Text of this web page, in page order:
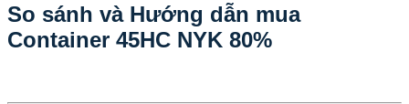
So sánh và Hướng dẫn mua
Container 45HC NYK 80%